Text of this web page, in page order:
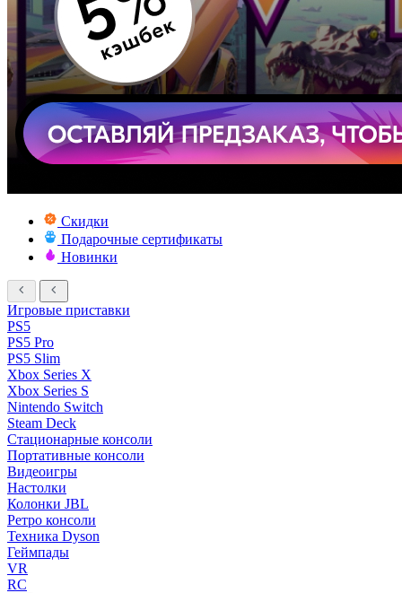
Скидки
Подарочные сертификаты
Новинки
Игровые приставки
PS5
PS5 Pro
PS5 Slim
Xbox Series X
Xbox Series S
Nintendo Switch
Steam Deck
Стационарные консоли
Портативные консоли
Видеоигры
Настолки
Колонки JBL
Ретро консоли
Техника Dyson
Геймпады
VR
RC